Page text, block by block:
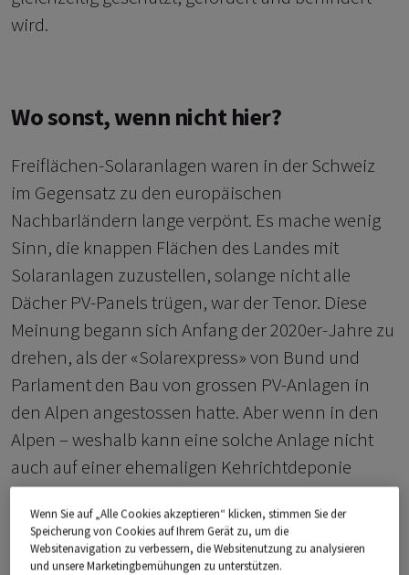
wird.
Wo sonst, wenn nicht hier?
Freiflächen-Solaranlagen waren in der Schweiz
im Gegensatz zu den europäischen
Nachbarländern lange verpönt. Es mache wenig
Sinn, die knappen Flächen des Landes mit
Solaranlagen zuzustellen, solange nicht alle
Dächer PV-Panels trügen, war der Tenor. Diese
Meinung begann sich Anfang der 2020er-Jahre zu
drehen, als der «Solarexpress» von Bund und
Parlament den Bau von grossen PV-Anlagen in
den Alpen angestossen hatte. Aber wenn in den
Alpen – weshalb kann eine solche Anlage nicht
auch auf einer ehemaligen Kehrichtdeponie
stehen?
Wenn Sie auf „Alle Cookies akzeptieren“ klicken, stimmen Sie der
Speicherung von Cookies auf Ihrem Gerät zu, um die
Websitenavigation zu verbessern, die Websitenutzung zu analysieren
und unsere Marketingbemühungen zu unterstützen.